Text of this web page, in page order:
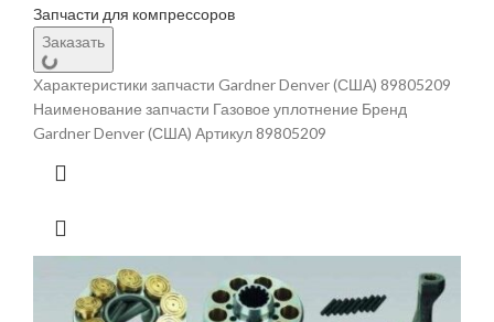
Запчасти для компрессоров
Заказать
Характеристики запчасти Gardner Denver (США) 89805209
Наименование запчасти Газовое уплотнение Бренд
Gardner Denver (США) Артикул 89805209